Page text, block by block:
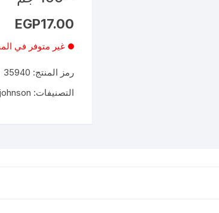
EGP17.00
غير متوفر في
رمز المنتج: 35940
التصنيفات: johnson